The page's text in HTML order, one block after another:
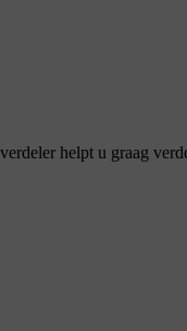
helpt u graag